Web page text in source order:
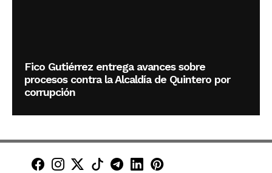
Fico Gutiérrez entrega avances sobre
procesos contra la Alcaldía de Quintero por
corrupción
Minuto30 en Facebook
Minuto30 en Instagram
Minuto30 en X (Twitter)
Minuto30 en TikTok
Canal de Minuto30 en
Minuto30 en LinkedIn
Minuto30 en